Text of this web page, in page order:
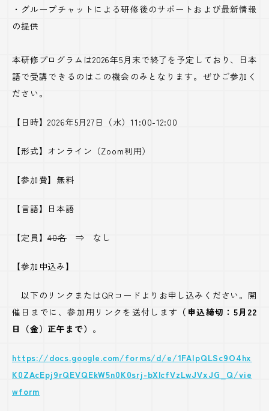
・グループチャットによる研修後のサポートおよび最新情報
の提供
本研修プログラムは2026年5月末で終了を予定しており、日本
語で受講できるのはこの機会のみとなります。ぜひご参加く
ださい。
【日時】2026年5月27日（水）11:00-12:00
【形式】オンライン（Zoom利用）
【参加費】無料
【言語】日本語
【定員】40名⇒ なし
【参加申込み】
以下のリンクまたはQRコードよりお申し込みください。開
催日までに、参加用リンクを送付します （申込締切：5月22
日（金）正午まで） 。
https://docs.google.com/forms/d/e/1FAIpQLSc9O4hx
K0ZAcEpj9rQEVQEkW5n0K0srj-bXlcfVzLwJVxJG_Q/vie
wform